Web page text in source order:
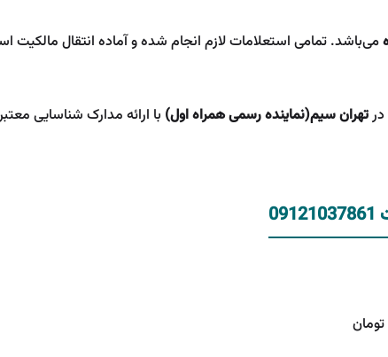
می‌باشد. تمامی استعلامات لازم انجام شده و آماده انتقال مالکیت
تهران سیم(نماینده رسمی همراه اول) با ارائه مدارک شناسایی